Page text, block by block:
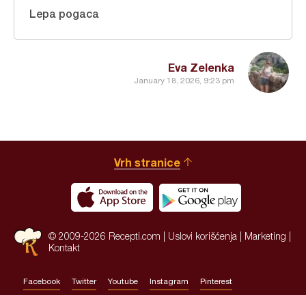
Eva Zelenka
January 18, 2026, 9:23 pm
Lepa pogaca
Vrh stranice
© 2009-2026 Recepti.com | Uslovi korišćenja Marketing
Kontakt
Facebook Twitter Youtube Instagram Pinterest